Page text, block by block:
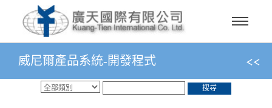
威尼爾產品系統-開發程式
搜尋